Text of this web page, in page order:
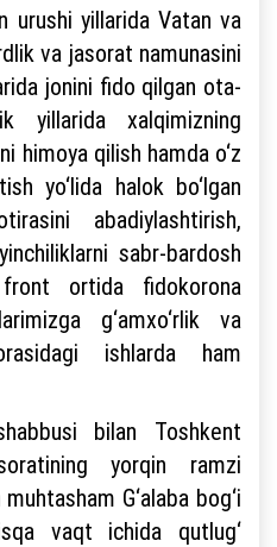
urushi yillarida Vatan va
va jasorat namunasini
jonini fido qilgan ota-
yillarida xalqimizning
himoya qilish hamda o‘z
yo‘lida halok bo‘lgan
abadiylashtirish,
sabr-bardosh
ortida fidokorona
g‘amxo‘rlik va
ishlarda ham
bilan Toshkent
yorqin ramzi
G‘alaba bog‘i
vaqt ichida qutlug‘